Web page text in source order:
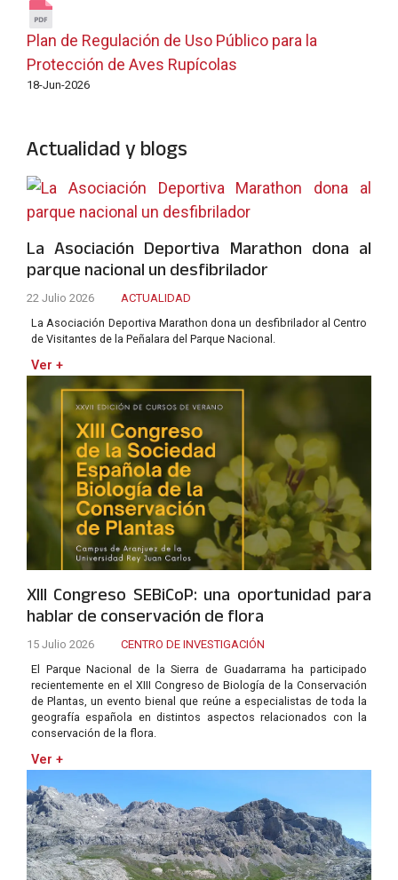
Plan de Regulación de Uso Público para la
Protección de Aves Rupícolas
18-Jun-2026
Actualidad y blogs
La Asociación Deportiva Marathon dona al
parque nacional un desfibrilador
22 Julio 2026
ACTUALIDAD
La Asociación Deportiva Marathon dona un desfibrilador al Centro
de Visitantes de la Peñalara del Parque Nacional.
Ver +
XIII Congreso SEBiCoP: una oportunidad para
hablar de conservación de flora
15 Julio 2026
CENTRO DE INVESTIGACIÓN
El Parque Nacional de la Sierra de Guadarrama ha participado
recientemente en el XIII Congreso de Biología de la Conservación
de Plantas, un evento bienal que reúne a especialistas de toda la
geografía española en distintos aspectos relacionados con la
conservación de la flora.
Ver +